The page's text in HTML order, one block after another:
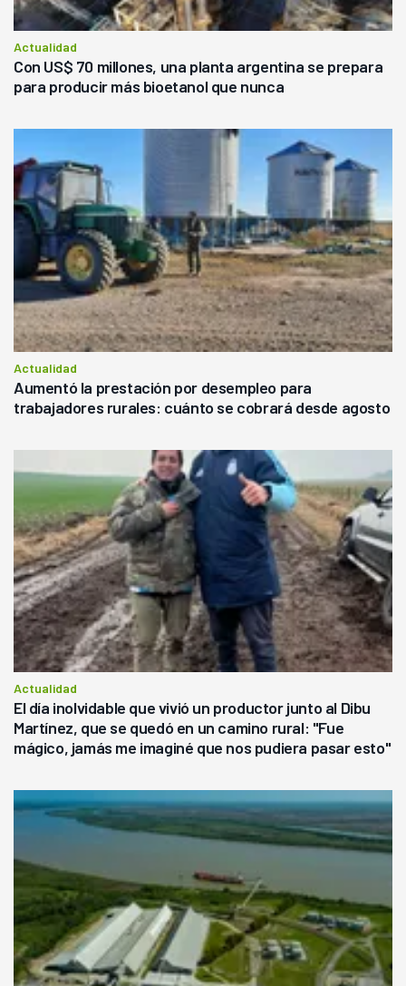
Actualidad
Con US$ 70 millones, una planta argentina se prepara
para producir más bioetanol que nunca
Actualidad
Aumentó la prestación por desempleo para
trabajadores rurales: cuánto se cobrará desde agosto
Actualidad
El día inolvidable que vivió un productor junto al Dibu
Martínez, que se quedó en un camino rural: "Fue
mágico, jamás me imaginé que nos pudiera pasar esto"